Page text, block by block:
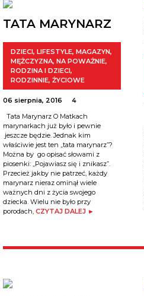
TATA MARYNARZ
DZIECI, LIFESTYLE, MAGAZYN,
MĘŻCZYZNA, NA POWAŻNIE,
RODZINA I DZIECI,
RODZINNIE, ŻYCIOWE
06 sierpnia, 2016
4
Tata Marynarz O Matkach
marynarkach już było i pewnie
jeszcze będzie. Jednak kim
właściwie jest ten „tata marynarz”?
Można by go opisać słowami z
piosenki: „Pojawiasz się i znikasz”.
Przecież jakby nie patrzeć, każdy
marynarz nieraz ominął wiele
ważnych dni z życia swojego
dziecka. Wielu nie było przy
porodach, CZYTAJ DALEJ ►